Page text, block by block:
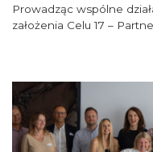
Prowadząc wspólne
założenia Celu 17 –